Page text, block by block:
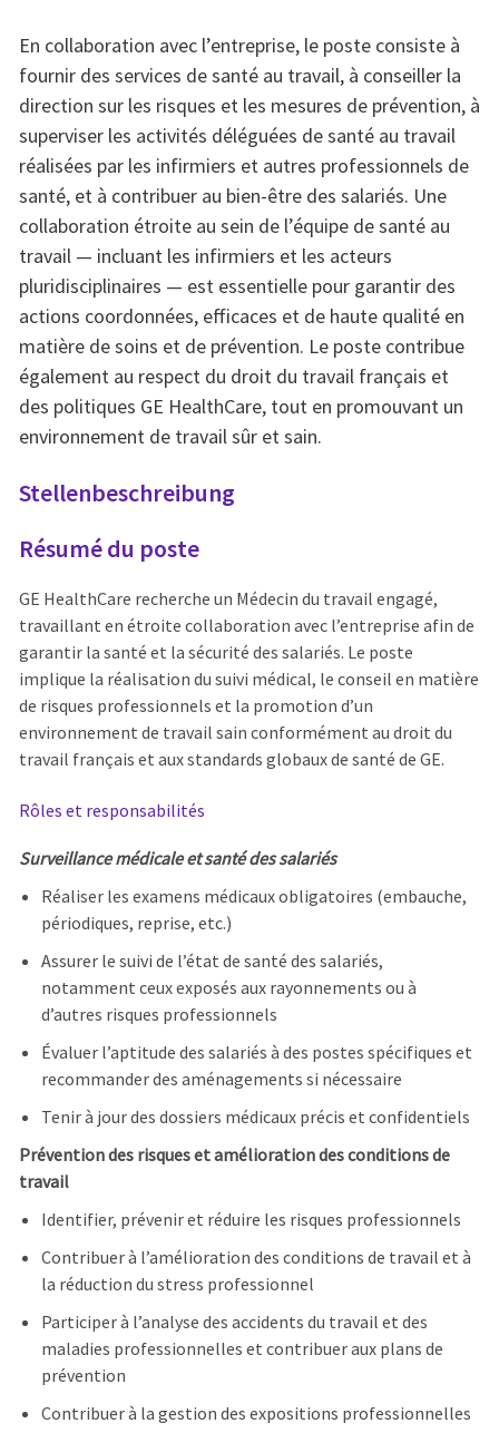
En collaboration avec l’entreprise, le poste consiste à
fournir des services de santé au travail, à conseiller la
direction sur les risques et les mesures de prévention, à
superviser les activités déléguées de santé au travail
réalisées par les infirmiers et autres professionnels de
santé, et à contribuer au bien-être des salariés. Une
collaboration étroite au sein de l’équipe de santé au
travail — incluant les infirmiers et les acteurs
pluridisciplinaires — est essentielle pour garantir des
actions coordonnées, efficaces et de haute qualité en
matière de soins et de prévention. Le poste contribue
également au respect du droit du travail français et
des politiques GE HealthCare, tout en promouvant un
environnement de travail sûr et sain.
Stellenbeschreibung
Résumé du poste
GE HealthCare recherche un Médecin du travail engagé,
travaillant en étroite collaboration avec l’entreprise afin de
garantir la santé et la sécurité des salariés. Le poste
implique la réalisation du suivi médical, le conseil en matière
de risques professionnels et la promotion d’un
environnement de travail sain conformément au droit du
travail français et aux standards globaux de santé de GE.
Rôles et responsabilités
Surveillance médicale et santé des salariés
Réaliser les examens médicaux obligatoires (embauche,
périodiques, reprise, etc.)
Assurer le suivi de l’état de santé des salariés,
notamment ceux exposés aux rayonnements ou à
d’autres risques professionnels
Évaluer l’aptitude des salariés à des postes spécifiques et
recommander des aménagements si nécessaire
Tenir à jour des dossiers médicaux précis et confidentiels
Prévention des risques et amélioration des conditions de
travail
Identifier, prévenir et réduire les risques professionnels
Contribuer à l’amélioration des conditions de travail et à
la réduction du stress professionnel
Participer à l’analyse des accidents du travail et des
maladies professionnelles et contribuer aux plans de
prévention
Contribuer à la gestion des expositions professionnelles